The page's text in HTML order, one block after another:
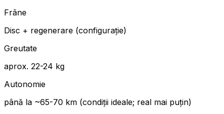
Frâne
Disc + regenerare (configurație)
Greutate
aprox. 22-24 kg
Autonomie
până la ~65-70 km (condiții ideale; real mai puțin)